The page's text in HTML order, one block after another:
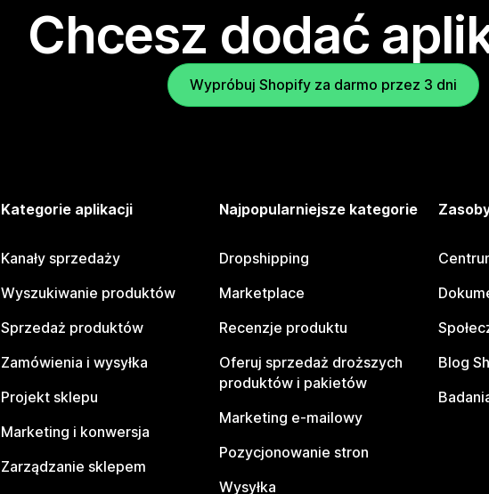
Chcesz dodać
Wypróbuj Shopify za darmo przez 3 dni
Kategorie aplikacji
Kanały sprzedaży
Wyszukiwanie produktów
Sprzedaż produktów
Zamówienia i wysyłka
Projekt sklepu
Marketing i konwersja
Zarządzanie sklepem
Najpopularniejsze kategorie
Dropshipping
Marketplace
Recenzje produktu
Oferuj sprzedaż droższych
produktów i pakietów
Marketing e-mailowy
Pozycjonowanie stron
Wysyłka
Blog